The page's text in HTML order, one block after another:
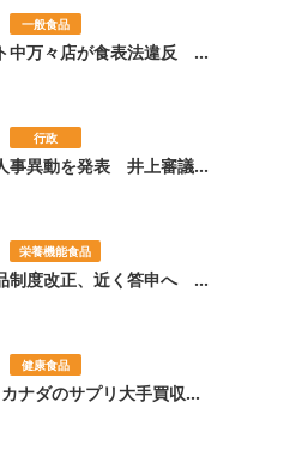
一般食品
中万々店が食表法違反 ...
行政
事異動を発表 井上審議...
栄養機能食品
制度改正、近く答申へ ...
健康食品
ナダのサプリ大手買収...